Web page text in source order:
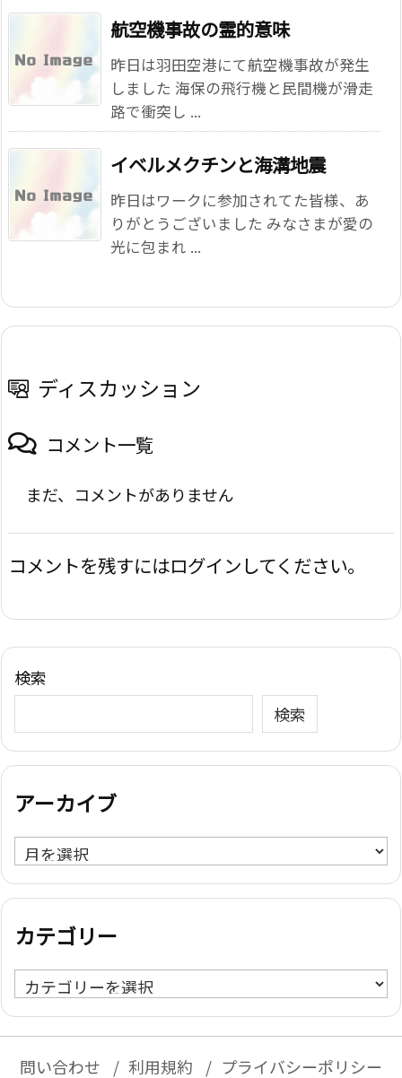
航空機事故の霊的意味
昨日は羽田空港にて航空機事故が発生
しました 海保の飛行機と民間機が滑走
路で衝突し ...
イベルメクチンと海溝地震
昨日はワークに参加されてた皆様、あ
りがとうございました みなさまが愛の
光に包まれ ...
ディスカッション
コメント一覧
まだ、コメントがありません
コメントを残すにはログインしてください。
検索
検索
アーカイブ
ア
ー
カ
ブ
カテゴリー
カ
テ
問い合わせ 利用規約
プライバシーポリシー